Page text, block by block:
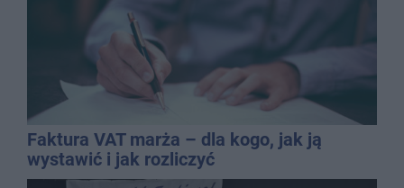
Faktura VAT marża – dla kogo, jak ją
wystawić i jak rozliczyć